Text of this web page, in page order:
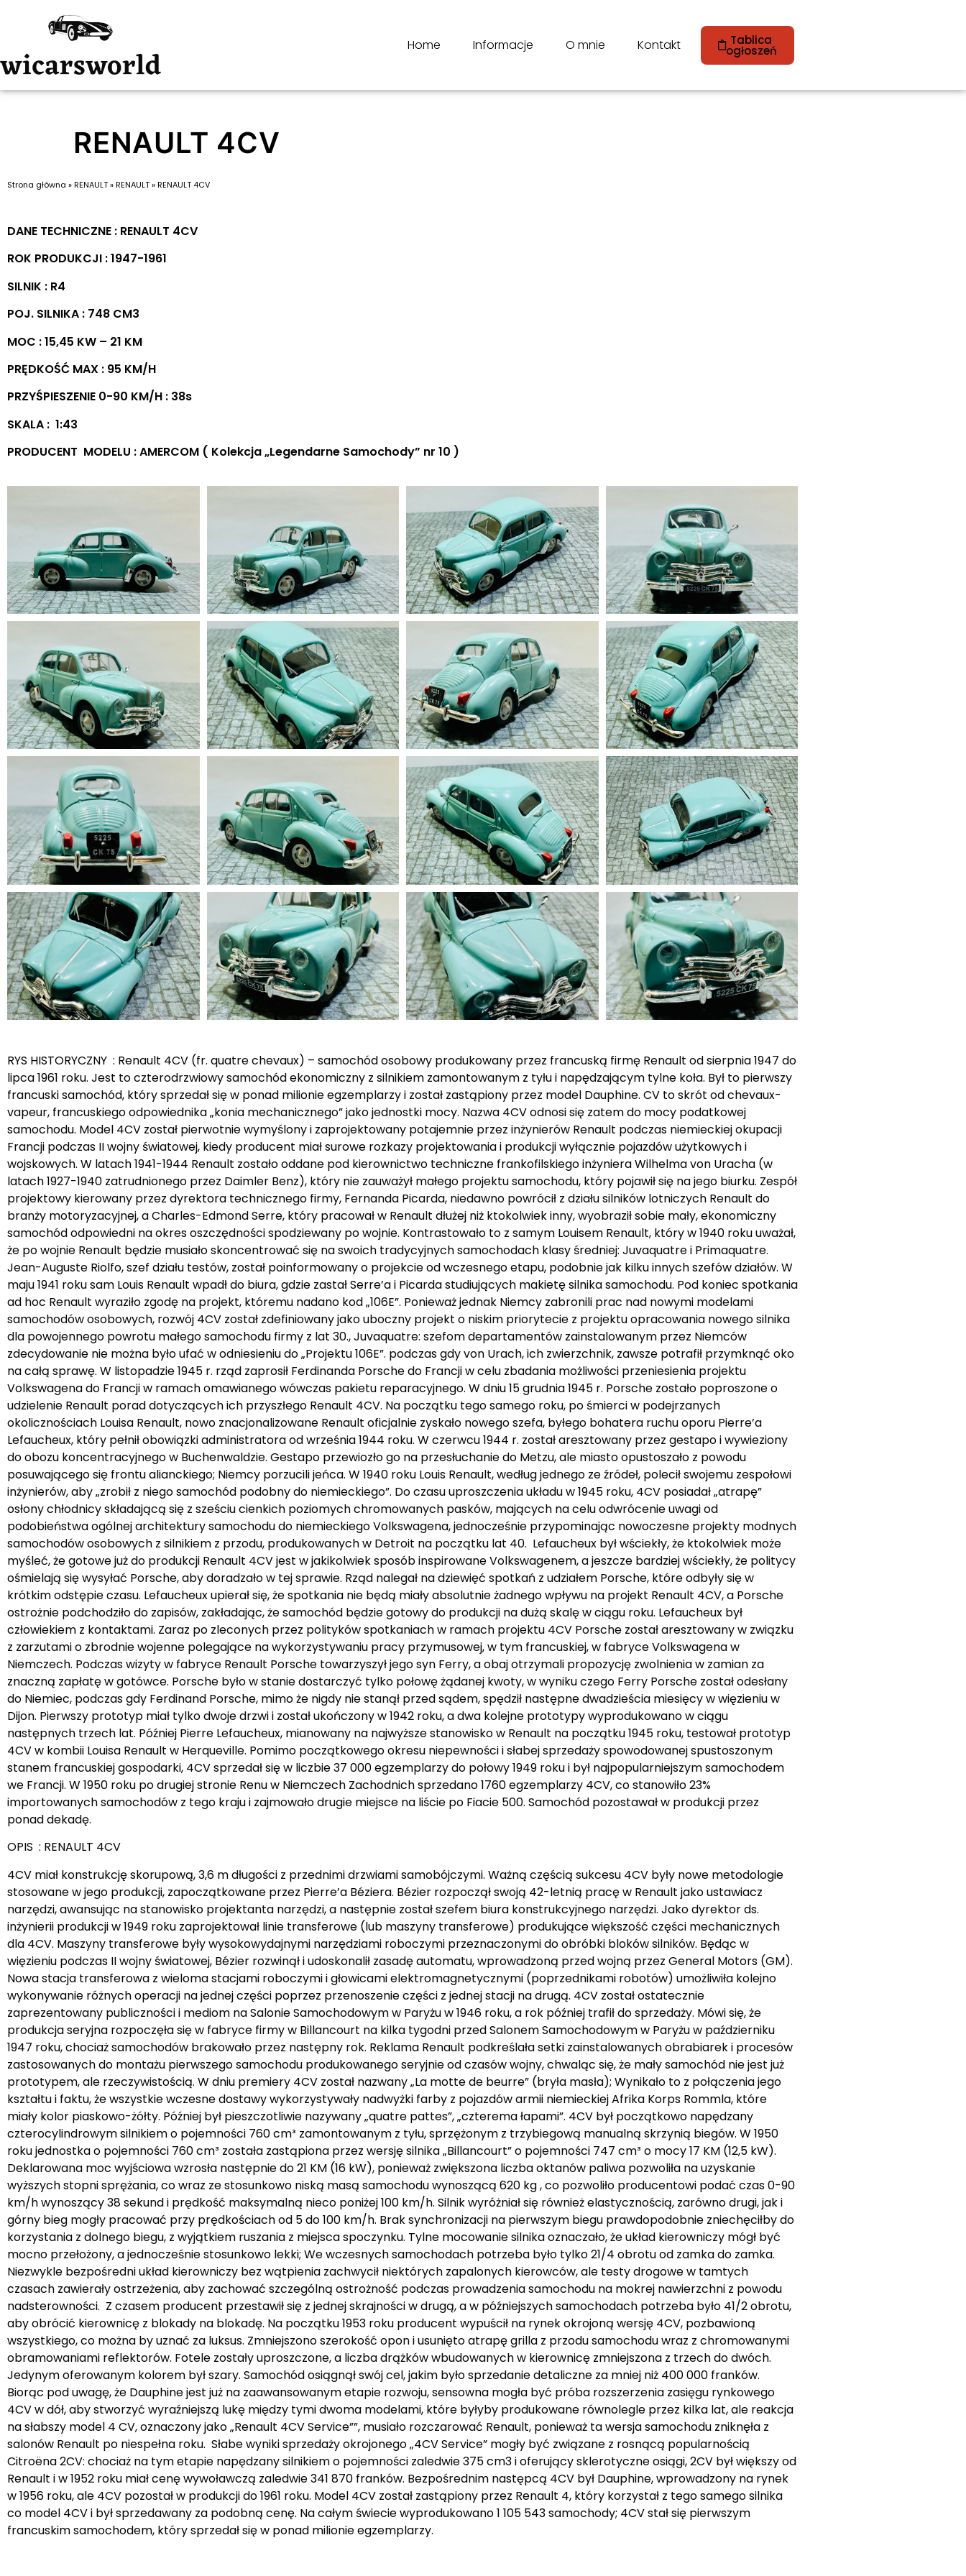
Home Informacje O mnie Kontakt Tablica
ogłoszeń
RENAULT 4CV
Strona główna »RENAULT»RENAULT»RENAULT 4CV
DANE TECHNICZNE : RENAULT 4CV
ROK PRODUKCJI : 1947-1961
SILNIK : R4
POJ. SILNIKA : 748 CM3
MOC : 15,45 KW – 21 KM
PRĘDKOŚĆ MAX : 95 KM/H
PRZYŚPIESZENIE 0-90 KM/H : 38s
SKALA : 1:43
PRODUCENT MODELU : AMERCOM ( Kolekcja „Legendarne Samochody” nr 10 )
RYS HISTORYCZNY : Renault 4CV (fr. quatre chevaux) – samochód osobowy produkowany przez francuską firmę Renault od sierpnia 1947 do
lipca 1961 roku. Jest to czterodrzwiowy samochód ekonomiczny z silnikiem zamontowanym z tyłu i napędzającym tylne koła. Był to pierwszy
francuski samochód, który sprzedał się w ponad milionie egzemplarzy i został zastąpiony przez model Dauphine. CV to skrót od chevaux-
vapeur, francuskiego odpowiednika „konia mechanicznego” jako jednostki mocy. Nazwa 4CV odnosi się zatem do mocy podatkowej
samochodu. Model 4CV został pierwotnie wymyślony i zaprojektowany potajemnie przez inżynierów Renault podczas niemieckiej okupacji
Francji podczas II wojny światowej, kiedy producent miał surowe rozkazy projektowania i produkcji wyłącznie pojazdów użytkowych i
wojskowych. W latach 1941-1944 Renault zostało oddane pod kierownictwo techniczne frankofilskiego inżyniera Wilhelma von Uracha (w
latach 1927-1940 zatrudnionego przez Daimler Benz), który nie zauważył małego projektu samochodu, który pojawił się na jego biurku. Zespół
projektowy kierowany przez dyrektora technicznego firmy, Fernanda Picarda, niedawno powrócił z działu silników lotniczych Renault do
branży motoryzacyjnej, a Charles-Edmond Serre, który pracował w Renault dłużej niż ktokolwiek inny, wyobraził sobie mały, ekonomiczny
samochód odpowiedni na okres oszczędności spodziewany po wojnie. Kontrastowało to z samym Louisem Renault, który w 1940 roku uważał,
że po wojnie Renault będzie musiało skoncentrować się na swoich tradycyjnych samochodach klasy średniej: Juvaquatre i Primaquatre.
Jean-Auguste Riolfo, szef działu testów, został poinformowany o projekcie od wczesnego etapu, podobnie jak kilku innych szefów działów. W
maju 1941 roku sam Louis Renault wpadł do biura, gdzie zastał Serre’a i Picarda studiujących makietę silnika samochodu. Pod koniec spotkania
ad hoc Renault wyraziło zgodę na projekt, któremu nadano kod „106E”. Ponieważ jednak Niemcy zabronili prac nad nowymi modelami
samochodów osobowych, rozwój 4CV został zdefiniowany jako uboczny projekt o niskim priorytecie z projektu opracowania nowego silnika
dla powojennego powrotu małego samochodu firmy z lat 30., Juvaquatre: szefom departamentów zainstalowanym przez Niemców
zdecydowanie nie można było ufać w odniesieniu do „Projektu 106E”. podczas gdy von Urach, ich zwierzchnik, zawsze potrafił przymknąć oko
na całą sprawę. W listopadzie 1945 r. rząd zaprosił Ferdinanda Porsche do Francji w celu zbadania możliwości przeniesienia projektu
Volkswagena do Francji w ramach omawianego wówczas pakietu reparacyjnego. W dniu 15 grudnia 1945 r. Porsche zostało poproszone o
udzielenie Renault porad dotyczących ich przyszłego Renault 4CV. Na początku tego samego roku, po śmierci w podejrzanych
okolicznościach Louisa Renault, nowo znacjonalizowane Renault oficjalnie zyskało nowego szefa, byłego bohatera ruchu oporu Pierre’a
Lefaucheux, który pełnił obowiązki administratora od września 1944 roku. W czerwcu 1944 r. został aresztowany przez gestapo i wywieziony
do obozu koncentracyjnego w Buchenwaldzie. Gestapo przewiozło go na przesłuchanie do Metzu, ale miasto opustoszało z powodu
posuwającego się frontu alianckiego; Niemcy porzucili jeńca. W 1940 roku Louis Renault, według jednego ze źródeł, polecił swojemu zespołowi
inżynierów, aby „zrobił z niego samochód podobny do niemieckiego”. Do czasu uproszczenia układu w 1945 roku, 4CV posiadał „atrapę”
osłony chłodnicy składającą się z sześciu cienkich poziomych chromowanych pasków, mających na celu odwrócenie uwagi od
podobieństwa ogólnej architektury samochodu do niemieckiego Volkswagena, jednocześnie przypominając nowoczesne projekty modnych
samochodów osobowych z silnikiem z przodu, produkowanych w Detroit na początku lat 40. Lefaucheux był wściekły, że ktokolwiek może
myśleć, że gotowe już do produkcji Renault 4CV jest w jakikolwiek sposób inspirowane Volkswagenem, a jeszcze bardziej wściekły, że politycy
ośmielają się wysyłać Porsche, aby doradzało w tej sprawie. Rząd nalegał na dziewięć spotkań z udziałem Porsche, które odbyły się w
krótkim odstępie czasu. Lefaucheux upierał się, że spotkania nie będą miały absolutnie żadnego wpływu na projekt Renault 4CV, a Porsche
ostrożnie podchodziło do zapisów, zakładając, że samochód będzie gotowy do produkcji na dużą skalę w ciągu roku. Lefaucheux był
człowiekiem z kontaktami. Zaraz po zleconych przez polityków spotkaniach w ramach projektu 4CV Porsche został aresztowany w związku
z zarzutami o zbrodnie wojenne polegające na wykorzystywaniu pracy przymusowej, w tym francuskiej, w fabryce Volkswagena w
Niemczech. Podczas wizyty w fabryce Renault Porsche towarzyszył jego syn Ferry, a obaj otrzymali propozycję zwolnienia w zamian za
znaczną zapłatę w gotówce. Porsche było w stanie dostarczyć tylko połowę żądanej kwoty, w wyniku czego Ferry Porsche został odesłany
do Niemiec, podczas gdy Ferdinand Porsche, mimo że nigdy nie stanął przed sądem, spędził następne dwadzieścia miesięcy w więzieniu w
Dijon. Pierwszy prototyp miał tylko dwoje drzwi i został ukończony w 1942 roku, a dwa kolejne prototypy wyprodukowano w ciągu
następnych trzech lat. Później Pierre Lefaucheux, mianowany na najwyższe stanowisko w Renault na początku 1945 roku, testował prototyp
4CV w kombii Louisa Renault w Herqueville. Pomimo początkowego okresu niepewności i słabej sprzedaży spowodowanej spustoszonym
stanem francuskiej gospodarki, 4CV sprzedał się w liczbie 37 000 egzemplarzy do połowy 1949 roku i był najpopularniejszym samochodem
we Francji. W 1950 roku po drugiej stronie Renu w Niemczech Zachodnich sprzedano 1760 egzemplarzy 4CV, co stanowiło 23%
importowanych samochodów z tego kraju i zajmowało drugie miejsce na liście po Fiacie 500. Samochód pozostawał w produkcji przez
ponad dekadę.
OPIS : RENAULT 4CV
4CV miał konstrukcję skorupową, 3,6 m długości z przednimi drzwiami samobójczymi. Ważną częścią sukcesu 4CV były nowe metodologie
stosowane w jego produkcji, zapoczątkowane przez Pierre’a Béziera. Bézier rozpoczął swoją 42-letnią pracę w Renault jako ustawiacz
narzędzi, awansując na stanowisko projektanta narzędzi, a następnie został szefem biura konstrukcyjnego narzędzi. Jako dyrektor ds.
inżynierii produkcji w 1949 roku zaprojektował linie transferowe (lub maszyny transferowe) produkujące większość części mechanicznych
dla 4CV. Maszyny transferowe były wysokowydajnymi narzędziami roboczymi przeznaczonymi do obróbki bloków silników. Będąc w
więzieniu podczas II wojny światowej, Bézier rozwinął i udoskonalił zasadę automatu, wprowadzoną przed wojną przez General Motors (GM).
Nowa stacja transferowa z wieloma stacjami roboczymi i głowicami elektromagnetycznymi (poprzednikami robotów) umożliwiła kolejno
wykonywanie różnych operacji na jednej części poprzez przenoszenie części z jednej stacji na drugą. 4CV został ostatecznie
zaprezentowany publiczności i mediom na Salonie Samochodowym w Paryżu w 1946 roku, a rok później trafił do sprzedaży. Mówi się, że
produkcja seryjna rozpoczęła się w fabryce firmy w Billancourt na kilka tygodni przed Salonem Samochodowym w Paryżu w październiku
1947 roku, chociaż samochodów brakowało przez następny rok. Reklama Renault podkreślała setki zainstalowanych obrabiarek i procesów
zastosowanych do montażu pierwszego samochodu produkowanego seryjnie od czasów wojny, chwaląc się, że mały samochód nie jest już
prototypem, ale rzeczywistością. W dniu premiery 4CV został nazwany „La motte de beurre” (bryła masła); Wynikało to z połączenia jego
kształtu i faktu, że wszystkie wczesne dostawy wykorzystywały nadwyżki farby z pojazdów armii niemieckiej Afrika Korps Rommla, które
miały kolor piaskowo-żółty. Później był pieszczotliwie nazywany „quatre pattes”, „czterema łapami”. 4CV był początkowo napędzany
czterocylindrowym silnikiem o pojemności 760 cm³ zamontowanym z tyłu, sprzężonym z trzybiegową manualną skrzynią biegów. W 1950
roku jednostka o pojemności 760 cm³ została zastąpiona przez wersję silnika „Billancourt” o pojemności 747 cm³ o mocy 17 KM (12,5 kW).
Deklarowana moc wyjściowa wzrosła następnie do 21 KM (16 kW), ponieważ zwiększona liczba oktanów paliwa pozwoliła na uzyskanie
wyższych stopni sprężania, co wraz ze stosunkowo niską masą samochodu wynoszącą 620 kg , co pozwoliło producentowi podać czas 0-90
km/h wynoszący 38 sekund i prędkość maksymalną nieco poniżej 100 km/h. Silnik wyróżniał się również elastycznością, zarówno drugi, jak i
górny bieg mogły pracować przy prędkościach od 5 do 100 km/h. Brak synchronizacji na pierwszym biegu prawdopodobnie zniechęciłby do
korzystania z dolnego biegu, z wyjątkiem ruszania z miejsca spoczynku. Tylne mocowanie silnika oznaczało, że układ kierowniczy mógł być
mocno przełożony, a jednocześnie stosunkowo lekki; We wczesnych samochodach potrzeba było tylko 21/4 obrotu od zamka do zamka.
Niezwykle bezpośredni układ kierowniczy bez wątpienia zachwycił niektórych zapalonych kierowców, ale testy drogowe w tamtych
czasach zawierały ostrzeżenia, aby zachować szczególną ostrożność podczas prowadzenia samochodu na mokrej nawierzchni z powodu
nadsterowności. Z czasem producent przestawił się z jednej skrajności w drugą, a w późniejszych samochodach potrzeba było 41/2 obrotu,
aby obrócić kierownicę z blokady na blokadę. Na początku 1953 roku producent wypuścił na rynek okrojoną wersję 4CV, pozbawioną
wszystkiego, co można by uznać za luksus. Zmniejszono szerokość opon i usunięto atrapę grilla z przodu samochodu wraz z chromowanymi
obramowaniami reflektorów. Fotele zostały uproszczone, a liczba drążków wbudowanych w kierownicę zmniejszona z trzech do dwóch.
Jedynym oferowanym kolorem był szary. Samochód osiągnął swój cel, jakim było sprzedanie detaliczne za mniej niż 400 000 franków.
Biorąc pod uwagę, że Dauphine jest już na zaawansowanym etapie rozwoju, sensowna mogła być próba rozszerzenia zasięgu rynkowego
4CV w dół, aby stworzyć wyraźniejszą lukę między tymi dwoma modelami, które byłyby produkowane równolegle przez kilka lat, ale reakcja
na słabszy model 4 CV, oznaczony jako „Renault 4CV Service””, musiało rozczarować Renault, ponieważ ta wersja samochodu zniknęła z
salonów Renault po niespełna roku. Słabe wyniki sprzedaży okrojonego „4CV Service” mogły być związane z rosnącą popularnością
Citroëna 2CV: chociaż na tym etapie napędzany silnikiem o pojemności zaledwie 375 cm3 i oferujący sklerotyczne osiągi, 2CV był większy od
Renault i w 1952 roku miał cenę wywoławczą zaledwie 341 870 franków. Bezpośrednim następcą 4CV był Dauphine, wprowadzony na rynek
w 1956 roku, ale 4CV pozostał w produkcji do 1961 roku. Model 4CV został zastąpiony przez Renault 4, który korzystał z tego samego silnika
co model 4CV i był sprzedawany za podobną cenę. Na całym świecie wyprodukowano 1 105 543 samochody; 4CV stał się pierwszym
francuskim samochodem, który sprzedał się w ponad milionie egzemplarzy.